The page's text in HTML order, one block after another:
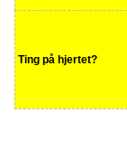
Ting på hjertet?